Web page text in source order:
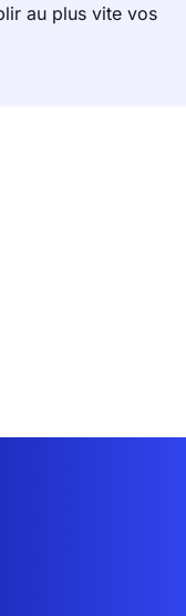
au plus vite vos